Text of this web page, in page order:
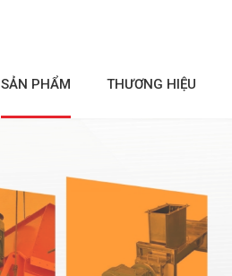
SẢN PHẨM THƯƠNG HIỆU